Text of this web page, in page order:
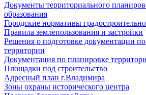
Документы территориального
образования
Городские нормативы
Правила землепользования и застройки
Решения о подготовке документации
территории
Документация по планировке
Площадки под строительство
Адресный план г.Владимира
Зоны охраны исторического центра